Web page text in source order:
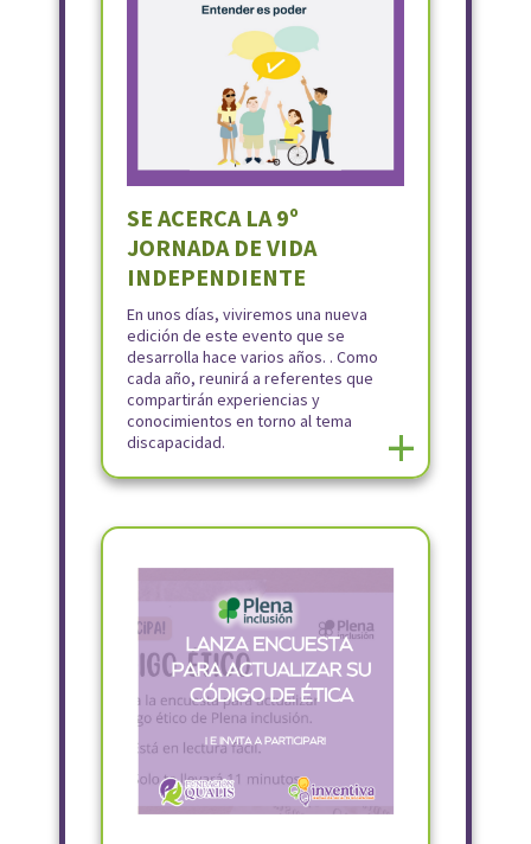
SE ACERCA LA 9º
JORNADA DE VIDA
INDEPENDIENTE
En unos días, viviremos una nueva
edición de este evento que se
desarrolla hace varios años. . Como
cada año, reunirá a referentes que
compartirán experiencias y
conocimientos en torno al tema
discapacidad.
+